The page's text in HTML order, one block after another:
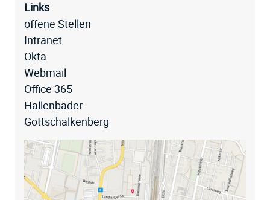
Links
offene Stellen
Intranet
Okta
Webmail
Office 365
Hallenbäder
Gottschalkenberg